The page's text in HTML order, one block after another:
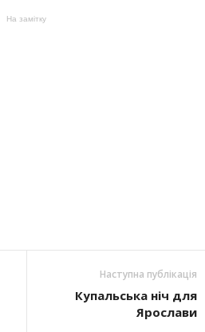
На замітку
Наступна публікація
Купальська ніч для
Ярослави